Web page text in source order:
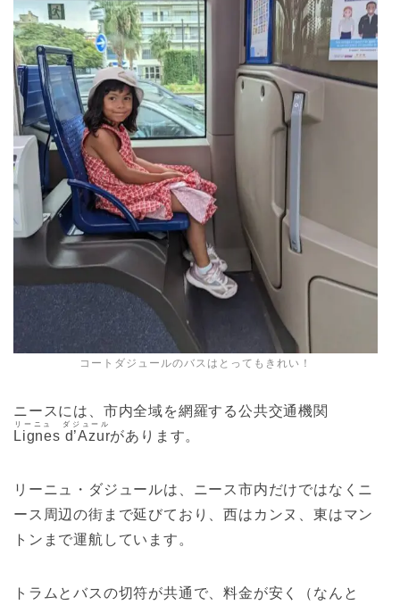
コートダジュールのバスはとってもきれい！
ニースには、市内全域を網羅する公共交通機関
Lignes d’Azur
リーニュ ダジュール
があります。
リーニュ・ダジュールは、ニース市内だけではなくニ
ース周辺の街まで延びており、西はカンヌ、東はマン
トンまで運航しています。
トラムとバスの切符が共通で、料金が安く（なんと